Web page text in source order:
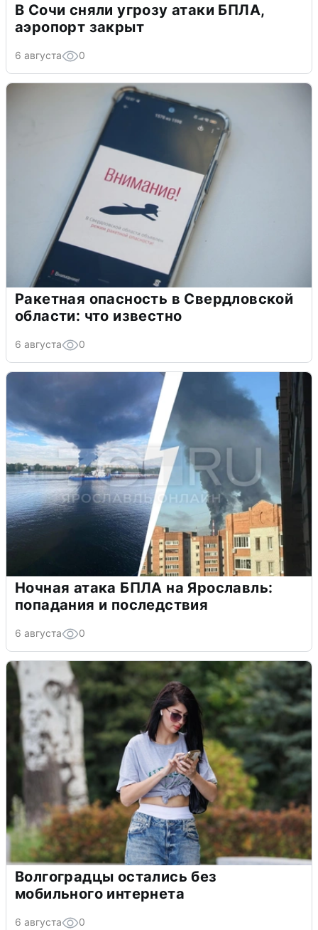
В Сочи сняли угрозу атаки БПЛА,
аэропорт закрыт
6 августа 0
Ракетная опасность в Свердловской
области: что известно
6 августа 0
Ночная атака БПЛА на Ярославль:
попадания и последствия
6 августа 0
Волгоградцы остались без
мобильного интернета
6 августа 0